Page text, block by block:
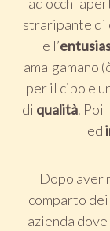
ad occhi
straripante di
e l’
amalgamano
per il cibo e
di qualità. Poi
ed
Dopo aver
comparto
azienda dove